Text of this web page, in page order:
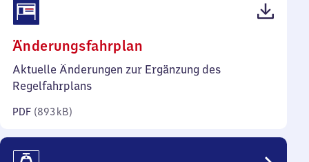
Änderungsfahrplan
893
Aktuelle Änderungen zur Ergänzung des
Regelfahrplans
PDF (893 kB)